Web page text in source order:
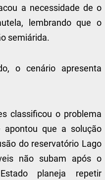
a necessidade de o
lembrando que o
semiárida.
o cenário apresenta
classificou o problema
apontou que a solução
do reservatório Lago
não subam após o
planeja repetir